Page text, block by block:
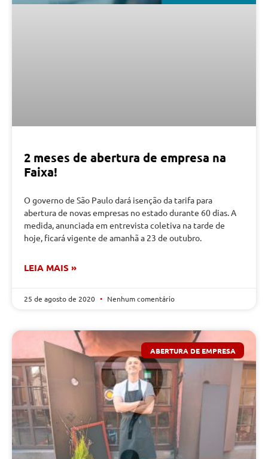
2 meses de abertura de empresa na
Faixa!
O governo de São Paulo dará isenção da tarifa para
abertura de novas empresas no estado durante 60 dias. A
medida, anunciada em entrevista coletiva na tarde de
hoje, ficará vigente de amanhã a 23 de outubro.
LEIA MAIS »
25 de agosto de 2020 Nenhum comentário
ABERTURA DE EMPRESA